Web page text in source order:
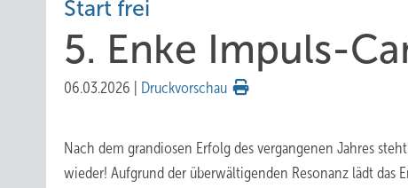
Start frei
5. Enke Impuls-
06.03.2026 Druckvorschau
Nach dem grandiosen Erfolg des vergangenen Jahres
wieder! Aufgrund der überwältigenden Resonanz lädt das